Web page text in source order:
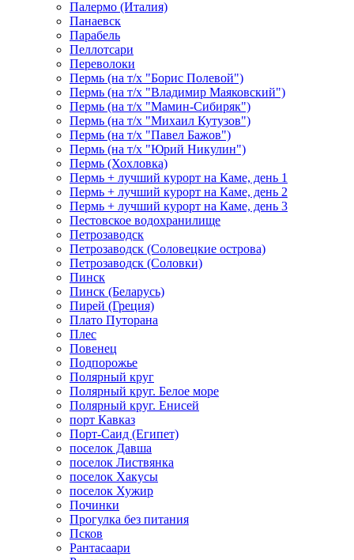
Палермо (Италия)
Панаевск
Парабель
Пеллотсари
Переволоки
Пермь (на т/х "Борис Полевой")
Пермь (на т/х "Владимир Маяковский")
Пермь (на т/х "Мамин-Сибиряк")
Пермь (на т/х "Михаил Кутузов")
Пермь (на т/х "Павел Бажов")
Пермь (на т/х "Юрий Никулин")
Пермь (Хохловка)
Пермь + лучший курорт на Каме, день 1
Пермь + лучший курорт на Каме, день 2
Пермь + лучший курорт на Каме, день 3
Пестовское водохранилище
Петрозаводск
Петрозаводск (Соловецкие острова)
Петрозаводск (Соловки)
Пинск
Пинск (Беларусь)
Пирей (Греция)
Плато Путорана
Плес
Повенец
Подпорожье
Полярный круг
Полярный круг. Белое море
Полярный круг. Енисей
порт Кавказ
Порт-Саид (Египет)
поселок Давша
поселок Листвянка
поселок Хакусы
поселок Хужир
Починки
Прогулка без питания
Псков
Рантасаари